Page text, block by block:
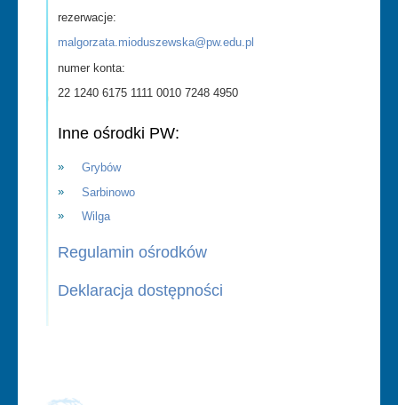
rezerwacje:
malgorzata.mioduszewska@pw.edu.pl
numer konta:
22 1240 6175 1111 0010 7248 4950
Inne ośrodki PW:
Grybów
Sarbinowo
Wilga
Regulamin ośrodków
Deklaracja dostępności